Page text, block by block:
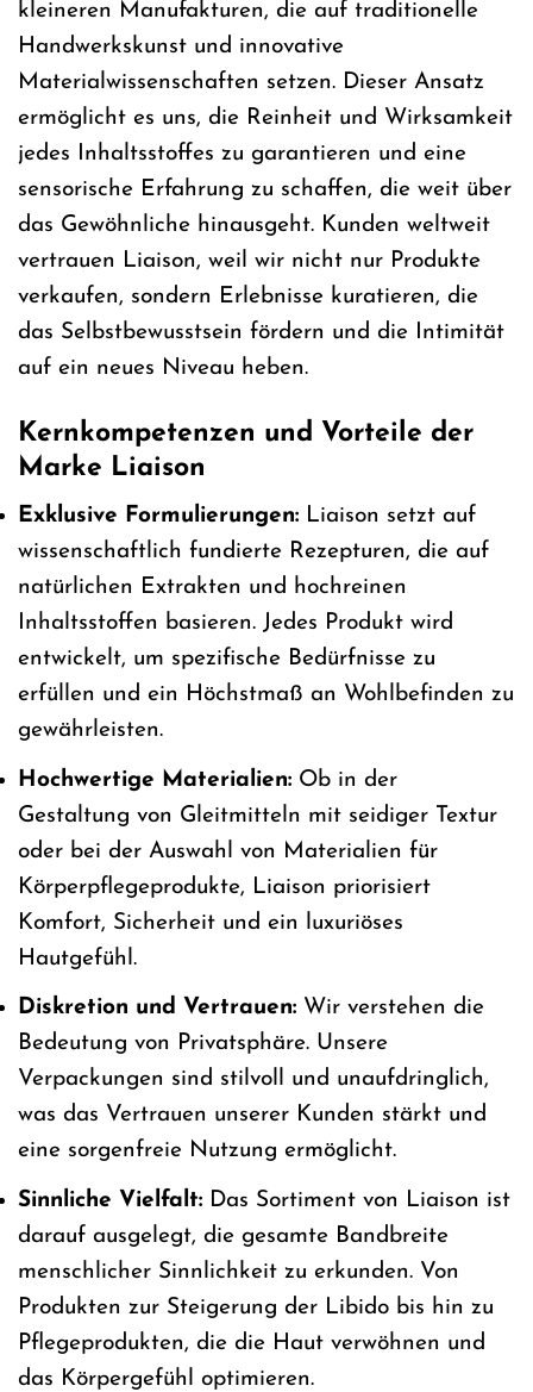
kleineren Manufakturen, die auf traditionelle
Handwerkskunst und innovative
Materialwissenschaften setzen. Dieser Ansatz
ermöglicht es uns, die Reinheit und Wirksamkeit
jedes Inhaltsstoffes zu garantieren und eine
sensorische Erfahrung zu schaffen, die weit über
das Gewöhnliche hinausgeht. Kunden weltweit
vertrauen Liaison, weil wir nicht nur Produkte
verkaufen, sondern Erlebnisse kuratieren, die
das Selbstbewusstsein fördern und die Intimität
auf ein neues Niveau heben.
Kernkompetenzen und Vorteile der
Marke Liaison
Exklusive Formulierungen: Liaison setzt auf
wissenschaftlich fundierte Rezepturen, die auf
natürlichen Extrakten und hochreinen
Inhaltsstoffen basieren. Jedes Produkt wird
entwickelt, um spezifische Bedürfnisse zu
erfüllen und ein Höchstmaß an Wohlbefinden zu
gewährleisten.
Hochwertige Materialien: Ob in der
Gestaltung von Gleitmitteln mit seidiger Textur
oder bei der Auswahl von Materialien für
Körperpflegeprodukte, Liaison priorisiert
Komfort, Sicherheit und ein luxuriöses
Hautgefühl.
Diskretion und Vertrauen: Wir verstehen die
Bedeutung von Privatsphäre. Unsere
Verpackungen sind stilvoll und unaufdringlich,
was das Vertrauen unserer Kunden stärkt und
eine sorgenfreie Nutzung ermöglicht.
Sinnliche Vielfalt: Das Sortiment von Liaison ist
darauf ausgelegt, die gesamte Bandbreite
menschlicher Sinnlichkeit zu erkunden. Von
Produkten zur Steigerung der Libido bis hin zu
Pflegeprodukten, die die Haut verwöhnen und
das Körpergefühl optimieren.